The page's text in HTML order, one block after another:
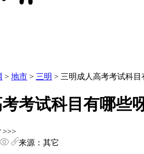
> 地市 > 三明 > 三明成人高考考试科目
考试科目有哪些
>>>
来源：其它